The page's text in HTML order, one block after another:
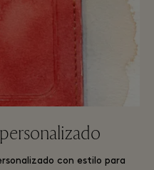
con estilo para